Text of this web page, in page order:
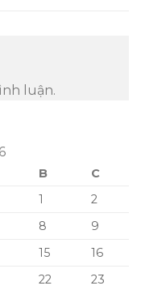
luận.
B
C
1
2
8
9
15
16
22
23